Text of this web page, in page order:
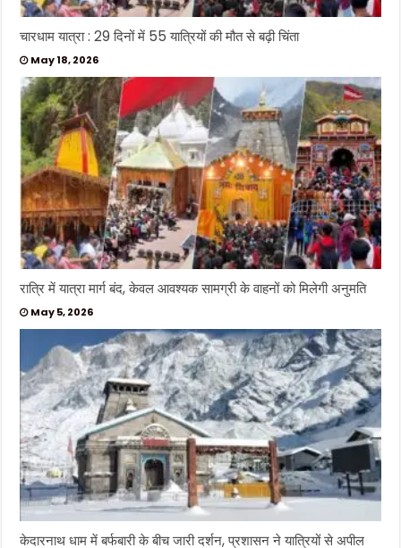
चारधाम यात्रा : 29 दिनों में 55 यात्रियों की मौत से बढ़ी चिंता
May 18, 2026
रात्रि में यात्रा मार्ग बंद, केवल आवश्यक सामग्री के वाहनों को मिलेगी अनुमति
May 5, 2026
केदारनाथ धाम में बर्फबारी के बीच जारी दर्शन, प्रशासन ने यात्रियों से अपील